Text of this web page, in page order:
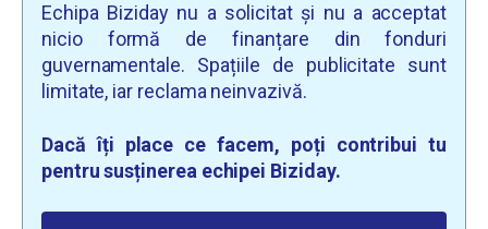
Echipa Biziday nu a solicitat și nu a acceptat
nicio formă de finanțare din fonduri
guvernamentale. Spațiile de publicitate sunt
limitate, iar reclama neinvazivă.
Dacă îți place ce facem, poți contribui tu
pentru susținerea echipei Biziday.